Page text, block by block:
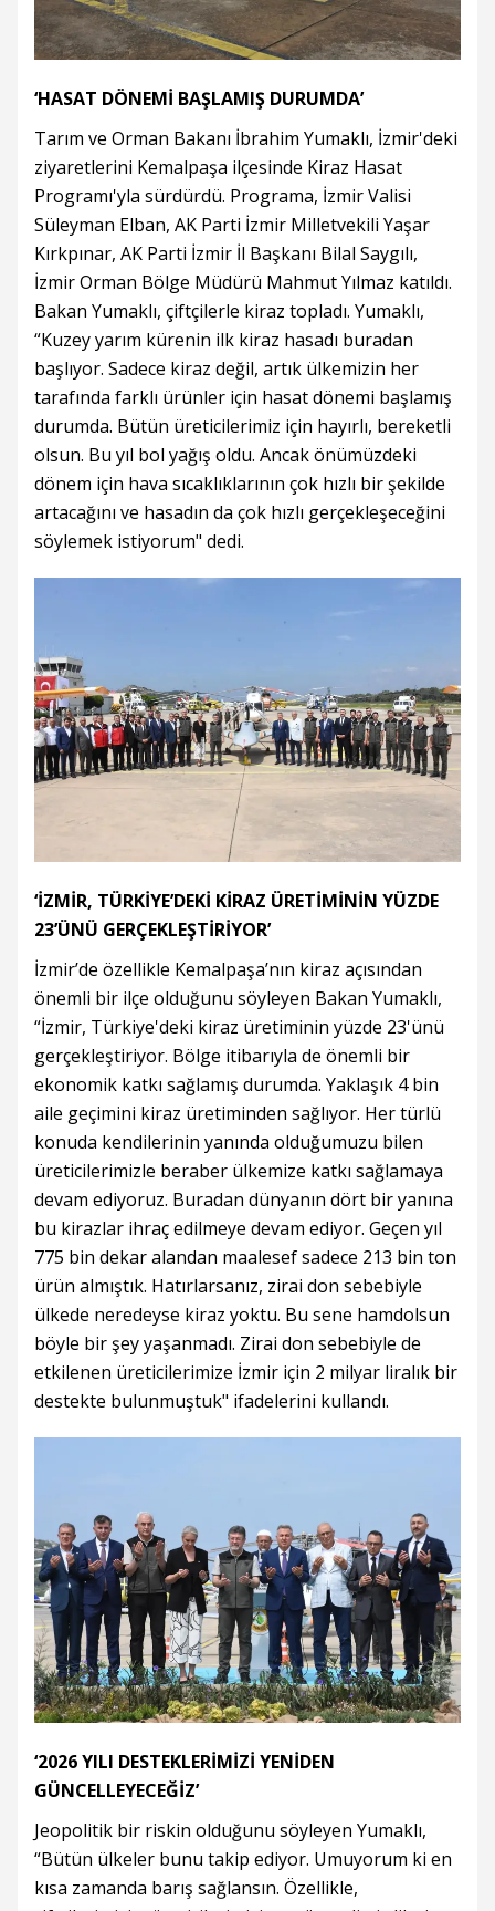
‘HASAT DÖNEMİ BAŞLAMIŞ DURUMDA’
Tarım ve Orman Bakanı İbrahim Yumaklı, İzmir'deki
ziyaretlerini Kemalpaşa ilçesinde Kiraz Hasat
Programı'yla sürdürdü. Programa, İzmir Valisi
Süleyman Elban, AK Parti İzmir Milletvekili Yaşar
Kırkpınar, AK Parti İzmir İl Başkanı Bilal Saygılı,
İzmir Orman Bölge Müdürü Mahmut Yılmaz katıldı.
Bakan Yumaklı, çiftçilerle kiraz topladı. Yumaklı,
“Kuzey yarım kürenin ilk kiraz hasadı buradan
başlıyor. Sadece kiraz değil, artık ülkemizin her
tarafında farklı ürünler için hasat dönemi başlamış
durumda. Bütün üreticilerimiz için hayırlı, bereketli
olsun. Bu yıl bol yağış oldu. Ancak önümüzdeki
dönem için hava sıcaklıklarının çok hızlı bir şekilde
artacağını ve hasadın da çok hızlı gerçekleşeceğini
söylemek istiyorum" dedi.
‘İZMİR, TÜRKİYE’DEKİ KİRAZ ÜRETİMİNİN YÜZDE
23’ÜNÜ GERÇEKLEŞTİRİYOR’
İzmir’de özellikle Kemalpaşa’nın kiraz açısından
önemli bir ilçe olduğunu söyleyen Bakan Yumaklı,
“İzmir, Türkiye'deki kiraz üretiminin yüzde 23'ünü
gerçekleştiriyor. Bölge itibarıyla de önemli bir
ekonomik katkı sağlamış durumda. Yaklaşık 4 bin
aile geçimini kiraz üretiminden sağlıyor. Her türlü
konuda kendilerinin yanında olduğumuzu bilen
üreticilerimizle beraber ülkemize katkı sağlamaya
devam ediyoruz. Buradan dünyanın dört bir yanına
bu kirazlar ihraç edilmeye devam ediyor. Geçen yıl
775 bin dekar alandan maalesef sadece 213 bin ton
ürün almıştık. Hatırlarsanız, zirai don sebebiyle
ülkede neredeyse kiraz yoktu. Bu sene hamdolsun
böyle bir şey yaşanmadı. Zirai don sebebiyle de
etkilenen üreticilerimize İzmir için 2 milyar liralık bir
destekte bulunmuştuk" ifadelerini kullandı.
‘2026 YILI DESTEKLERİMİZİ YENİDEN
GÜNCELLEYECEĞİZ’
Jeopolitik bir riskin olduğunu söyleyen Yumaklı,
“Bütün ülkeler bunu takip ediyor. Umuyorum ki en
kısa zamanda barış sağlansın. Özellikle,